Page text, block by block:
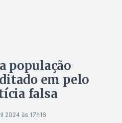
população
em pelo
falsa
2024 às 17h16